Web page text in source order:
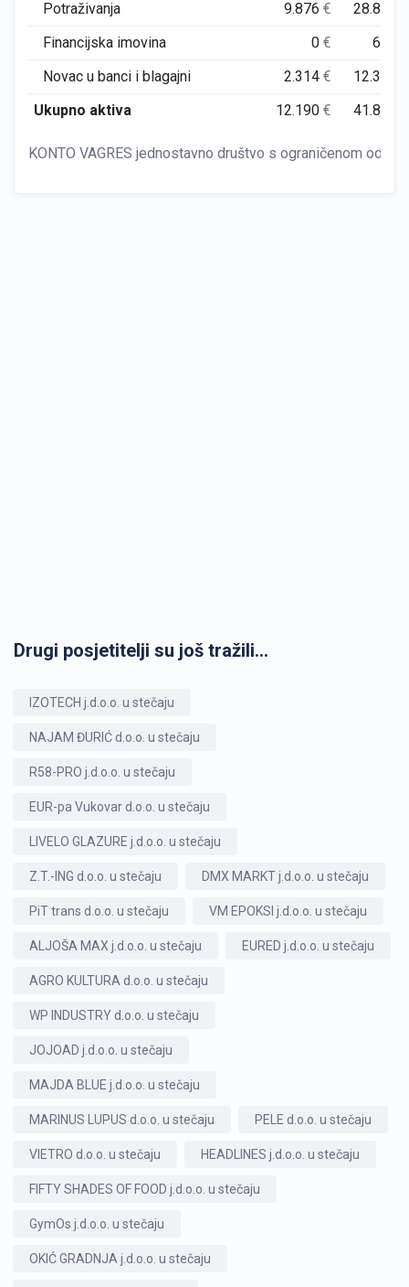
Potraživanja
9.876€ 28.829
Financijska imovina
0€ 620
Novac u banci i blagajni
2.314€ 12.365
Ukupno aktiva
12.190€ 41.815
KONTO VAGRES jednostavno društvo s ograničenom
Drugi posjetitelji su još tražili...
IZOTECH j.d.o.o. u stečaju
NAJAM ĐURIĆ d.o.o. u stečaju
R58-PRO j.d.o.o. u stečaju
EUR-pa Vukovar d.o.o. u stečaju
LIVELO GLAZURE j.d.o.o. u stečaju
Z.T.-ING d.o.o. u stečaju DMX MARKT j.d.o.o. u stečaju
PiT trans d.o.o. u stečaju VM EPOKSI j.d.o.o. u stečaju
ALJOŠA MAX j.d.o.o. u stečaju EURED j.d.o.o. u stečaju
AGRO KULTURA d.o.o. u stečaju
WP INDUSTRY d.o.o. u stečaju
JOJOAD j.d.o.o. u stečaju
MAJDA BLUE j.d.o.o. u stečaju
MARINUS LUPUS d.o.o. u stečaju PELE d.o.o. u stečaju
VIETRO d.o.o. u stečaju HEADLINES j.d.o.o. u stečaju
FIFTY SHADES OF FOOD j.d.o.o. u stečaju
GymOs j.d.o.o. u stečaju
OKIĆ GRADNJA j.d.o.o. u stečaju